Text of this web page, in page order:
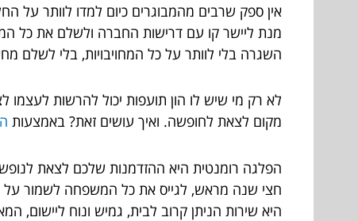
אין ספק שרבים מהמבוגרים כיום למדו לוותר על
מנת ליישר קו עם דרישות החברה ולשלם את כל
השגרה בלי לוותר על כל המחויבויות, בלי לשלם
לא רק מי שיש לו הון תועפות יכול להרשות
מקום לצאת לחופשה. ואיך עושים זאת? באמצעות
הפלגה רומנטית היא ההזדמנות שלכם לצאת
חצי שנה מראש, לגייס את כל המשפחה לשמור על
היא שירות הניתן קרוב לבית, גמיש ונוח ליישום,